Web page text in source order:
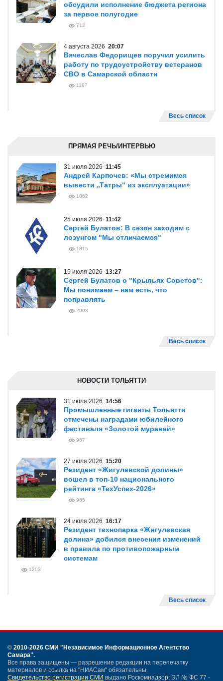
обсудили исполнение бюджета региона
за первое полугодие
712
4 августа 2026 20:07
Вячеслав Федорищев поручил усилить
работу по трудоустройству ветеранов
СВО в Самарской области
1187
Весь список
ПРЯМАЯ РЕЧЬ/ИНТЕРВЬЮ
31 июля 2026 11:45
Андрей Карпочев: «Мы стремимся
вывести „Татры“ из эксплуатации»
1062
25 июля 2026 11:42
Сергей Булатов: В сезон заходим с
лозунгом "Мы отличаемся"
1815
15 июля 2026 13:27
Сергей Булатов о "Крыльях Советов":
Мы понимаем – нам есть, что
поправлять
2003
Весь список
НОВОСТИ ТОЛЬЯТТИ
31 июля 2026 14:56
Промышленные гиганты Тольятти
отмечены наградами юбилейного
фестиваля «Золотой муравей»
967
27 июля 2026 15:20
Резидент «Жигулевской долины»
вошел в топ-10 национального
рейтинга «ТехУспех-2026»
965
24 июля 2026 16:17
Резидент технопарка «Жигулевская
долина» добился внесения изменений
в правила по противопожарным
системам
1203
Весь список
© 2010-2026 СМИ "Независимое Информационное Агентство
Самара".
Все права защищены — разрешение редакции на перепечатку
материалов и ссылка на "НИАСам" обязательны.
Свидетельство регистрации СМИ выдано Роскомнадзор: ЭЛ № ФС 77 -